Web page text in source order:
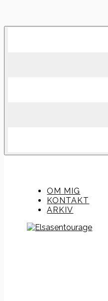
Skip
OM MIG
KONTAKT
ARKIV